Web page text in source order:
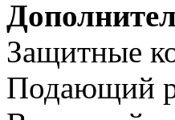
Защитные
Подающий